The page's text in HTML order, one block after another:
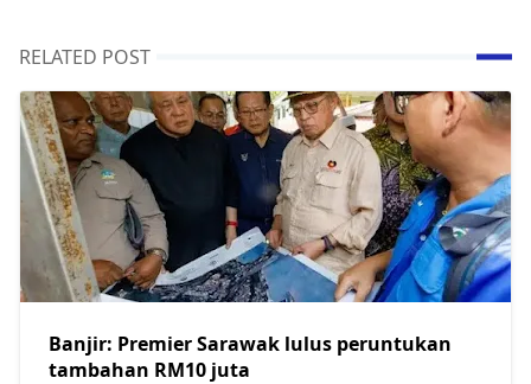
RELATED POST
Banjir: Premier Sarawak lulus peruntukan
tambahan RM10 juta